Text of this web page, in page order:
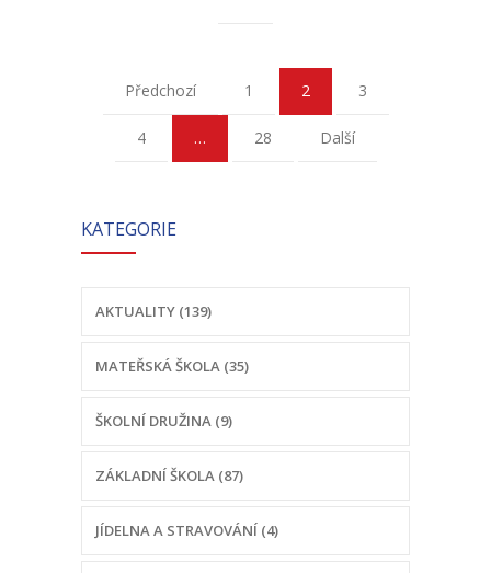
Předchozí 1 2 3
4 … 28 Další
KATEGORIE
AKTUALITY (139)
MATEŘSKÁ ŠKOLA (35)
ŠKOLNÍ DRUŽINA (9)
ZÁKLADNÍ ŠKOLA (87)
JÍDELNA A STRAVOVÁNÍ (4)